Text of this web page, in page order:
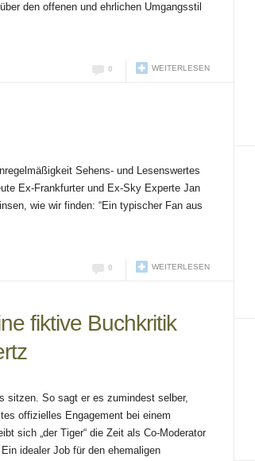
den offenen und ehrlichen Umgangsstil
WEITERLESEN
0
Sehens- und Lesenswertes
Ex-Frankfurter und Ex-Sky Experte Jan
wie wir finden: “Ein typischer Fan aus
WEITERLESEN
0
fiktive Buchkritik
sitzen. So sagt er es zumindest selber,
offizielles Engagement bei einem
sich „der Tiger“ die Zeit als Co-Moderator
idealer Job für den ehemaligen